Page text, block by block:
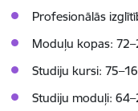
Profesionālās
Moduļu kopas:
Studiju kursi:
Studiju moduļi: